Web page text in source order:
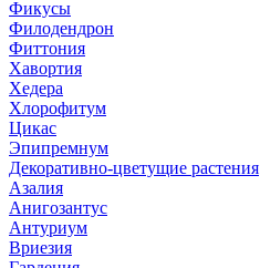
Фикусы
Филодендрон
Фиттония
Хавортия
Хедера
Хлорофитум
Цикас
Эпипремнум
Декоративно-цветущие растения
Азалия
Анигозантус
Антуриум
Вриезия